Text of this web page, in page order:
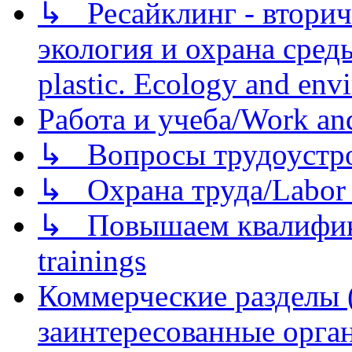
↳ Ресайклинг -
экология и охрана
plastic. Ecology and
Работа и учеба/Work
↳ Вопросы
↳ Охрана труда/Labor
↳ Повышаем
trainings
Коммерческие
заинтересованные